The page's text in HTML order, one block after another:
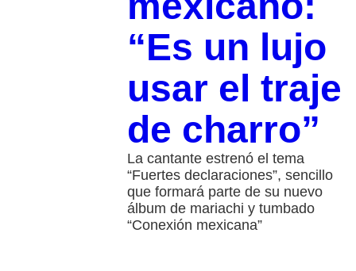
“Es un lujo
usar el traje
de charro”
La cantante estrenó el tema
“Fuertes declaraciones”, sencillo
que formará parte de su nuevo
álbum de mariachi y tumbado
“Conexión mexicana”